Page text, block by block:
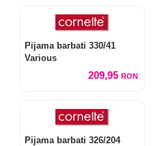
Pijama barbati 330/41
Various
209,95RON
Pijama barbati 326/204